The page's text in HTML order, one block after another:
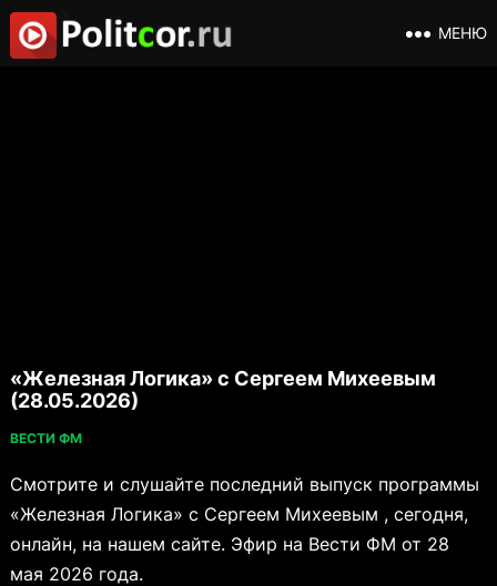
МЕНЮ
«Железная Логика» с Сергеем Михеевым
(28.05.2026)
ВЕСТИ ФМ
Смотрите и слушайте последний выпуск программы
«Железная Логика» с Сергеем Михеевым , сегодня,
онлайн, на нашем сайте. Эфир на Вести ФМ от 28
мая 2026 года.